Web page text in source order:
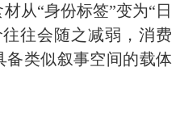
从“身份标签”变为“日
往会随之减弱，消费
备类似叙事空间的载体